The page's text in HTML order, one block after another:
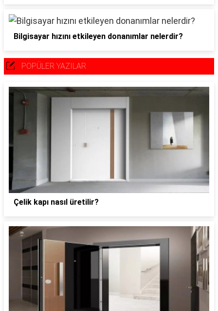
Bilgisayar hızını etkileyen donanımlar nelerdir?
POPÜLER YAZILAR
Çelik kapı nasıl üretilir?